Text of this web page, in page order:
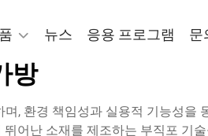
뉴스 응용 프로그램 문
방
, 환경 책임성과 실용적 기능성을
어난 소재를 제조하는 부직포 기